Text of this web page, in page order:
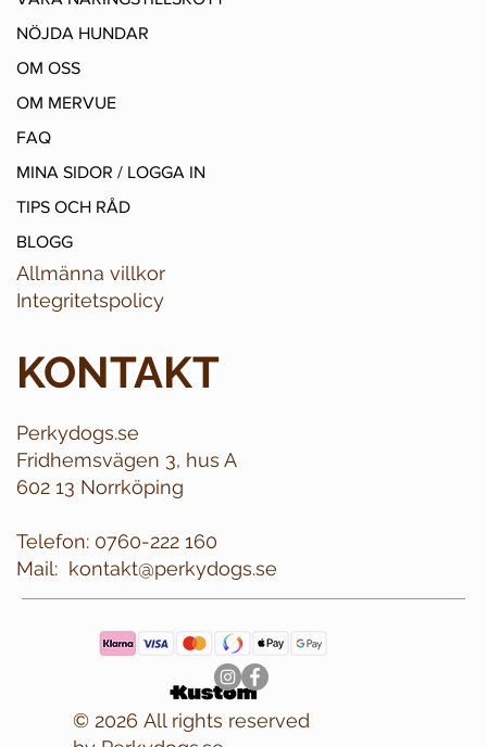
NÖJDA HUNDAR
OM OSS
OM MERVUE
FAQ
MINA SIDOR / LOGGA IN
TIPS OCH RÅD
BLOGG
Allmänna villkor
Integritetspolicy
KONTAKT
Perkydogs.se
Fridhemsvägen 3, hus A
602 13 Norrköping
Telefon: 0760-222 160
kontakt@perkydogs.se
Mail:
© 2026 All rights reserved